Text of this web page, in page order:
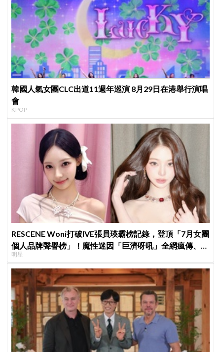
韓國人氣女團CLC出道11週年巡演 8月29日在港舉行演唱
會
KPOP
RESCENE Woni打破IVE張員瑛霸榜記錄，登頂「7月女團
個人品牌聲譽榜」！魔性迷因「巨濟呀吼」全網瘋傳、逆
襲Melon第一
明星